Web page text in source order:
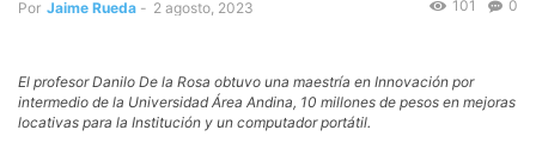
Por Jaime Rueda - 2 agosto, 2023 0
101
El profesor Danilo De la Rosa obtuvo una maestría en Innovación por
intermedio de la Universidad Área Andina, 10 millones de pesos en mejoras
locativas para la Institución y un computador portátil.